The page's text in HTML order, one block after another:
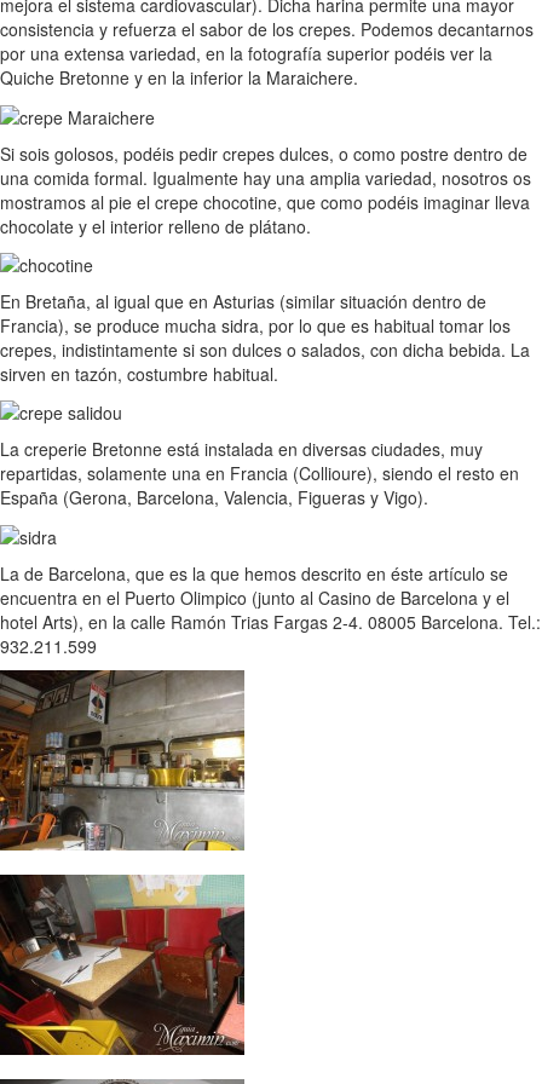
mejora el sistema cardiovascular). Dicha harina permite una mayor
consistencia y refuerza el sabor de los crepes. Podemos decantarnos
por una extensa variedad, en la fotografía superior podéis ver la
Quiche Bretonne y en la inferior la Maraichere.
Si sois golosos, podéis pedir crepes dulces, o como postre dentro de
una comida formal. Igualmente hay una amplia variedad, nosotros os
mostramos al pie el crepe chocotine, que como podéis imaginar lleva
chocolate y el interior relleno de plátano.
En Bretaña, al igual que en Asturias (similar situación dentro de
Francia), se produce mucha sidra, por lo que es habitual tomar los
crepes, indistintamente si son dulces o salados, con dicha bebida. La
sirven en tazón, costumbre habitual.
La creperie Bretonne está instalada en diversas ciudades, muy
repartidas, solamente una en Francia (Collioure), siendo el resto en
España (Gerona, Barcelona, Valencia, Figueras y Vigo).
La de Barcelona, que es la que hemos descrito en éste artículo se
encuentra en el Puerto Olimpico (junto al Casino de Barcelona y el
hotel Arts), en la calle Ramón Trias Fargas 2-4. 08005 Barcelona. Tel.:
932.211.599